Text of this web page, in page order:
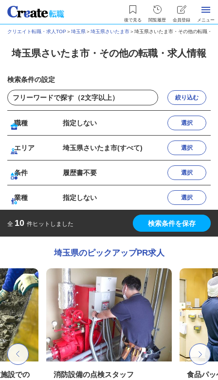
後で見る 閲覧履歴 会員登録 メニュー
クリエイト転職・求人TOP ＞埼玉県＞埼玉県さいたま市＞埼玉県さいたま市・その他の転職・求
埼玉県さいたま市・その他の転職・求人情報
検索条件の設定
絞り込む
職種 指定しない 選択
エリア 埼玉県さいたま市(すべて) 選択
条件 履歴書不要 選択
業種 指定しない 選択
全 10 件ヒットしました 検索条件を保存
埼玉県のピックアップPR求人
設での 消防設備の点検スタッフ
食品パッ